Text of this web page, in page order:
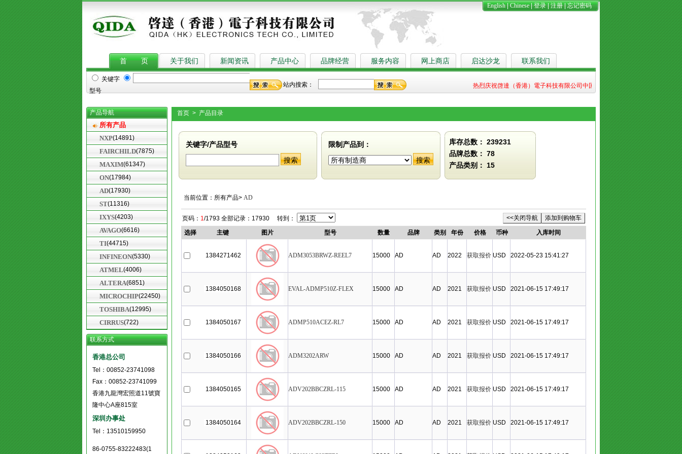
English|Chinese|登录|注册|忘记密码
首 页 关于我们 新闻资讯 产品中心 品牌经营 服务内容 网上商店 启达沙龙 联系我们
关键字
型号
站内搜索： 热烈庆祝啓達（香港）電子科技有限公司中国（上海）国际电子展圆满结束
产品导航
所有产品
NXP(14891)
FAIRCHILD(7875)
MAXIM(61347)
ON(17984)
AD(17930)
ST(11316)
IXYS(4203)
AVAGO(6616)
TI(44715)
INFINEON(5330)
ATMEL(4006)
ALTERA(6851)
MICROCHIP(22450)
TOSHIBA(12995)
CIRRUS(722)
联系方式
香港总公司
Tel：00852-23741098
Fax：00852-23741099
香港九龍灣宏照道11號寶
隆中心A座815室
深圳办事处
Tel：13510159950
86-0755-83222483(1
首页 > 产品目录